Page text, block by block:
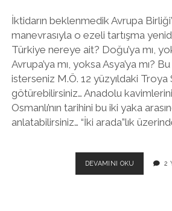
İktidarın beklenmedik Avrupa
manevrasıyla o ezeli tartışma
Türkiye nereye ait? Doğu’ya mı,
Avrupa’ya mı, yoksa Asya’ya mı?
isterseniz M.Ö. 12 yüzyıldaki Troya
götürebilirsiniz… Anadolu
Osmanlı’nın tarihini bu iki yaka
anlatabilirsiniz… “İki arada”lık
DEVAMINI OKU
ARADA
2